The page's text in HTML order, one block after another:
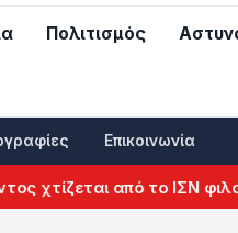
Πολιτισμός
Επικοινωνία
από το ΙΣΝ